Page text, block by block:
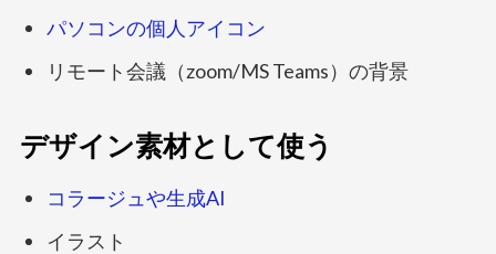
パソコンの個人アイコン
リモート会議（zoom/MS Teams）の背景
デザイン素材として使う
コラージュや生成AI
イラスト